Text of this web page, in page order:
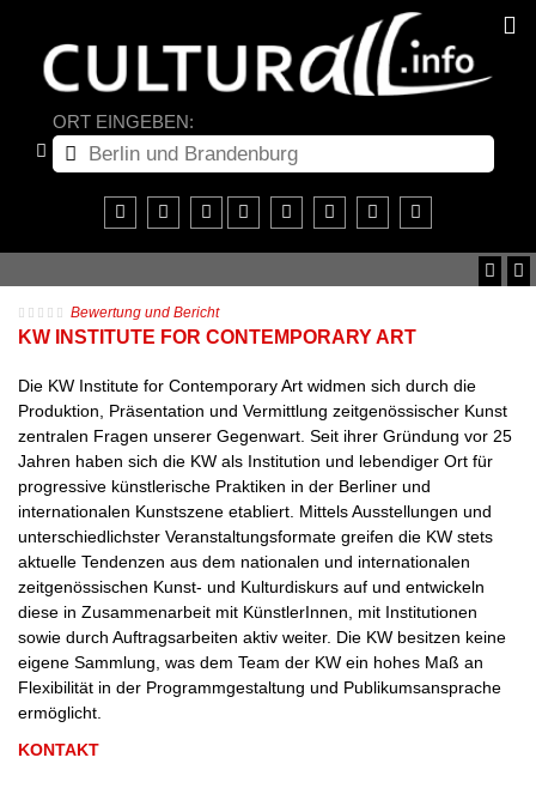
ORT EINGEBEN:
Bewertung und Bericht
KW INSTITUTE FOR CONTEMPORARY ART
Die KW Institute for Contemporary Art widmen sich durch die
Produktion, Präsentation und Vermittlung zeitgenössischer Kunst
zentralen Fragen unserer Gegenwart. Seit ihrer Gründung vor 25
Jahren haben sich die KW als Institution und lebendiger Ort für
progressive künstlerische Praktiken in der Berliner und
internationalen Kunstszene etabliert. Mittels Ausstellungen und
unterschiedlichster Veranstaltungsformate greifen die KW stets
aktuelle Tendenzen aus dem nationalen und internationalen
zeitgenössischen Kunst- und Kulturdiskurs auf und entwickeln
diese in Zusammenarbeit mit KünstlerInnen, mit Institutionen
sowie durch Auftragsarbeiten aktiv weiter. Die KW besitzen keine
eigene Sammlung, was dem Team der KW ein hohes Maß an
Flexibilität in der Programmgestaltung und Publikumsansprache
ermöglicht.
KONTAKT